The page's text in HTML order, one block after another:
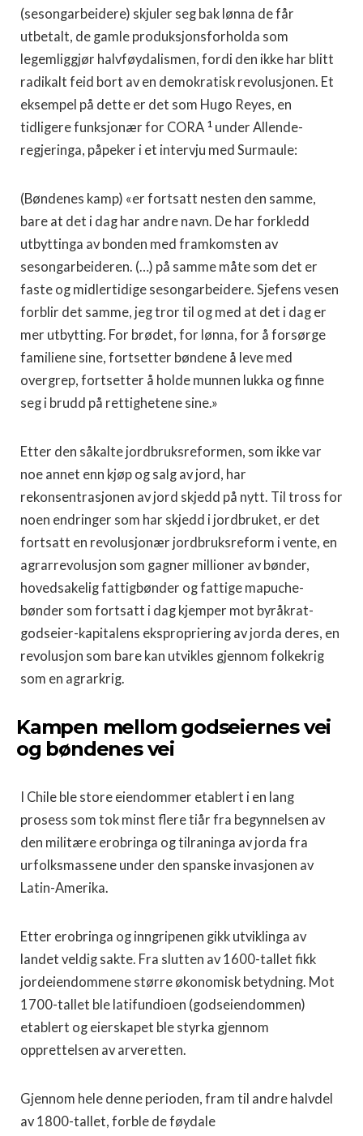
(sesongarbeidere) skjuler seg bak lønna de får
utbetalt, de gamle produksjonsforholda som
legemliggjør halvføydalismen, fordi den ikke har blitt
radikalt feid bort av en demokratisk revolusjonen. Et
eksempel på dette er det som Hugo Reyes, en
tidligere funksjonær for CORA 1 under Allende-
regjeringa, påpeker i et intervju med Surmaule:
(Bøndenes kamp) «er fortsatt nesten den samme,
bare at det i dag har andre navn. De har forkledd
utbyttinga av bonden med framkomsten av
sesongarbeideren. (…) på samme måte som det er
faste og midlertidige sesongarbeidere. Sjefens vesen
forblir det samme, jeg tror til og med at det i dag er
mer utbytting. For brødet, for lønna, for å forsørge
familiene sine, fortsetter bøndene å leve med
overgrep, fortsetter å holde munnen lukka og finne
seg i brudd på rettighetene sine.»
Etter den såkalte jordbruksreformen, som ikke var
noe annet enn kjøp og salg av jord, har
rekonsentrasjonen av jord skjedd på nytt. Til tross for
noen endringer som har skjedd i jordbruket, er det
fortsatt en revolusjonær jordbruksreform i vente, en
agrarrevolusjon som gagner millioner av bønder,
hovedsakelig fattigbønder og fattige mapuche-
bønder som fortsatt i dag kjemper mot byråkrat-
godseier-kapitalens ekspropriering av jorda deres, en
revolusjon som bare kan utvikles gjennom folkekrig
som en agrarkrig.
Kampen mellom godseiernes vei
og bøndenes vei
I Chile ble store eiendommer etablert i en lang
prosess som tok minst flere tiår fra begynnelsen av
den militære erobringa og tilraninga av jorda fra
urfolksmassene under den spanske invasjonen av
Latin-Amerika.
Etter erobringa og inngripenen gikk utviklinga av
landet veldig sakte. Fra slutten av 1600-tallet fikk
jordeiendommene større økonomisk betydning. Mot
1700-tallet ble latifundioen (godseiendommen)
etablert og eierskapet ble styrka gjennom
opprettelsen av arveretten.
Gjennom hele denne perioden, fram til andre halvdel
av 1800-tallet, forble de føydale